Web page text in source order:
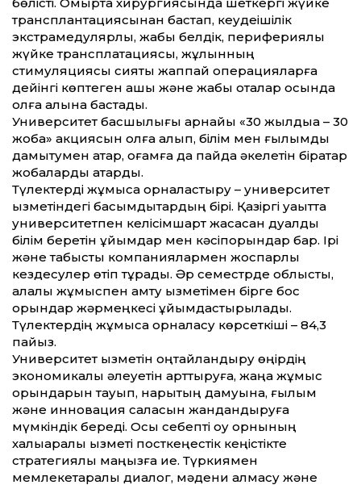
бөлісті. Омыртқа хирургиясында шеткергі жүйке
трансплантациясынан бастап, кеудеішілік
экстрамедулярлық, жабық белдік, перифериялық
жүйке трансплатациясы, жұлынның
стимуляциясы сияқты жаппай операцияларға
дейінгі көптеген ашық және жабық оталар осында
қолға алына бастады.
Университет басшылығы арнайы «30 жылдыққа – 30
жоба» акциясын қолға алып, білім мен ғылымды
дамытумен қатар, қоғамға да пайда әкелетін бірқатар
жобаларды атқарды.
Түлектерді жұмысқа орналастыру – университет
қызметіндегі басымдықтардың бірі. Қазіргі уақыт­та
университетпен келісімшарт жасасқан дуалды
білім беретін ұйымдар мен кәсіпорындар бар. Ірі
және табысты компаниялармен жоспарлы
кездесулер өтіп тұрады. Әр семестрде облыстық,
қалалық жұмыспен қамту қызметімен бірге бос
орындар жәрмеңкесі ұйымдастырылады.
Түлектердің жұмысқа орналасу көрсеткіші – 84,3
пайыз.
Университет қызметін оңтайландыру өңірдің
экономикалық әлеуетін арт­тыруға, жаңа жұмыс
орындарын тауып, нарықтың дамуына, ғылым
және инновация саласын жандандыруға
мүмкіндік береді. Осы себепті оқу орнының
халықаралық қызметі посткеңестік кеңістікте
стратегиялық маңызға ие. Түркиямен
мемлекетаралық диалог, мәдени алмасу және